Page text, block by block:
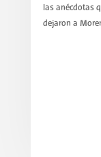
las anécdotas
dejaron a